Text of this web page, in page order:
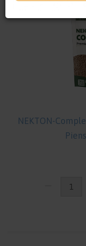
NEKTON-